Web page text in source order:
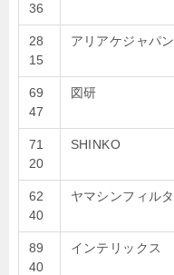
36
28
15
アリアケジャパン
69
47
図研
71
20
SHINKO
62
40
ヤマシンフィルタ
89
40
インテリックス